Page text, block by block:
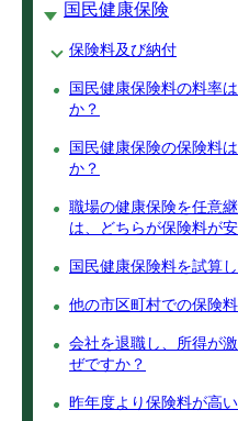
国民健康保険
保険料及び納付
国民健康保険料の料率
か？
国民健康保険の保険料
か？
職場の健康保険を任意
は、どちらが保険料が
国民健康保険料を試算
他の市区町村での保険
会社を退職し、所得が
ぜですか？
昨年度より保険料が高